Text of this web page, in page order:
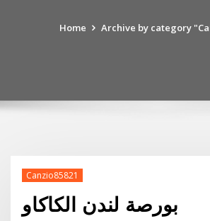
Home Archive by category
Canzio85821
بورصة لندن الكاكاو